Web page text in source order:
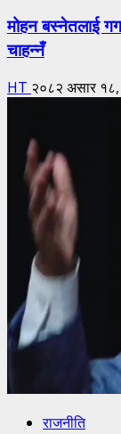
मोहन बस्नेतलाई
चाहन्नँ
HT २०८२ असार
राजनीति